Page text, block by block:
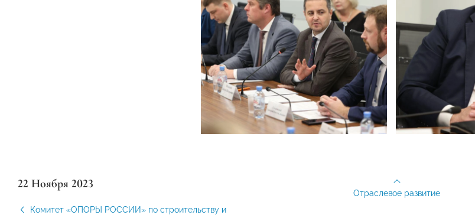
22 Ноября 2023
Комитет «ОПОРЫ РОССИИ» по строительству и
Отраслевое развитие